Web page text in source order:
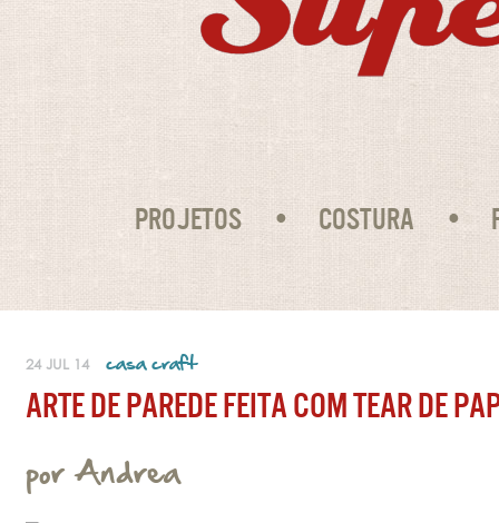
PROJETOS COSTURA
24 JUL 14 casa craft
ARTE DE PAREDE FEITA COM TEAR DE
por Andrea